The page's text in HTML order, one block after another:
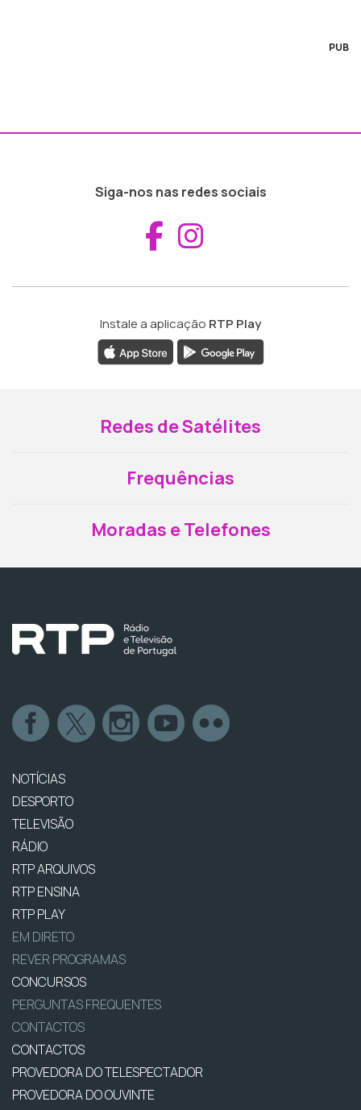
PUB
Siga-nos nas redes sociais
Aceder ao
Instale a aplicação RTP Play
Redes de Satélites
Frequências
Moradas e Telefones
NOTÍCIAS
DESPORTO
TELEVISÃO
RÁDIO
RTP ARQUIVOS
RTP ENSINA
RTP PLAY
EM DIRETO
REVER PROGRAMAS
CONCURSOS
PERGUNTAS FREQUENTES
CONTACTOS
CONTACTOS
PROVEDORA DO TELESPECTADOR
PROVEDORA DO OUVINTE